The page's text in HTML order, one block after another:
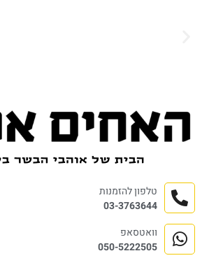
טלפון להזמנות
03-3763644
וואטסאפ
050-5222505